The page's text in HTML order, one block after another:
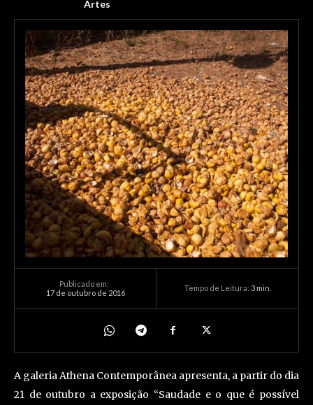
Artes
Publicado em:
17 de outubro de 2016
Tempo de Leitura: 3min.
A galeria Athena Contemporânea apresenta, a partir do dia
21 de outubro a exposição “Saudade e o que é possível